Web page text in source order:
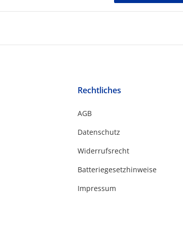
Rechtliches
AGB
Datenschutz
Widerrufsrecht
Batteriegesetzhinweise
Impressum